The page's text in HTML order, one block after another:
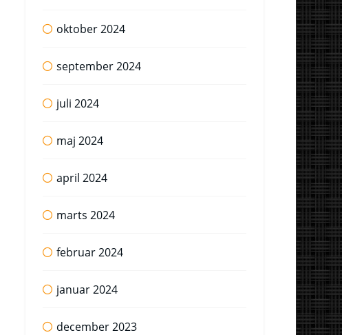
oktober 2024
september 2024
juli 2024
maj 2024
april 2024
marts 2024
februar 2024
januar 2024
december 2023